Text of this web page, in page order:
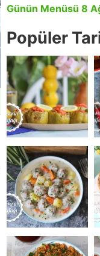
Günün Menüsü 8
Popüler